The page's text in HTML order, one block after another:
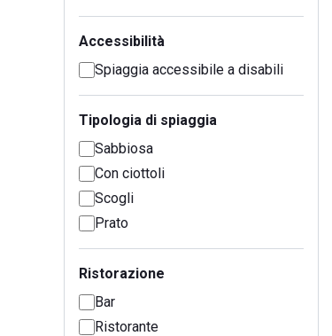
Accessibilità
Spiaggia accessibile a disabili
Tipologia di spiaggia
Sabbiosa
Con ciottoli
Scogli
Prato
Ristorazione
Bar
Ristorante